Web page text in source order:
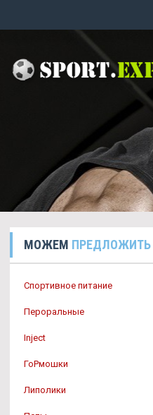
МОЖЕМ ПРЕДЛОЖИТЬ
Спортивное питание
Пероральные
Inject
ГоРмошки
Липолики